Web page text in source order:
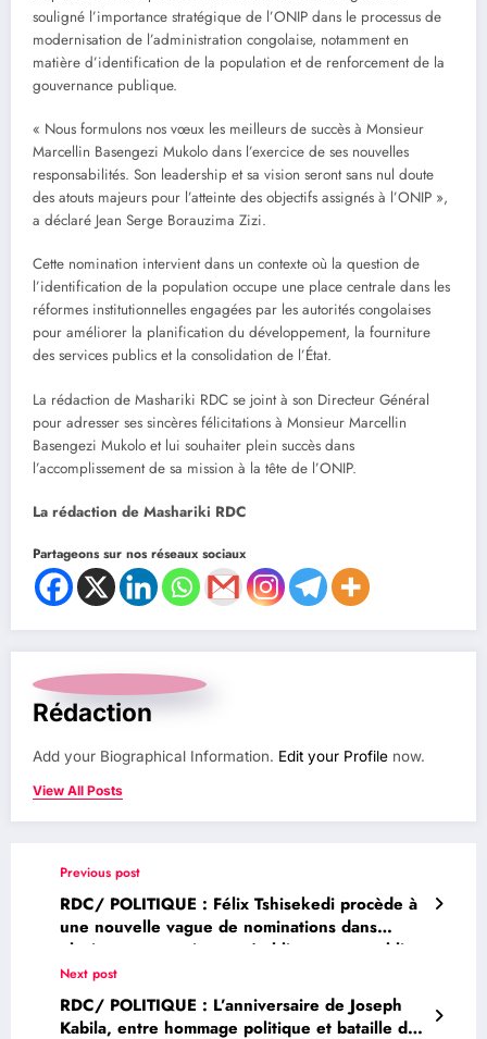
souligné l’importance stratégique de l’ONIP dans le processus de
modernisation de l’administration congolaise, notamment en
matière d’identification de la population et de renforcement de la
gouvernance publique.
« Nous formulons nos vœux les meilleurs de succès à Monsieur
Marcellin Basengezi Mukolo dans l’exercice de ses nouvelles
responsabilités. Son leadership et sa vision seront sans nul doute
des atouts majeurs pour l’atteinte des objectifs assignés à l’ONIP »,
a déclaré Jean Serge Borauzima Zizi.
Cette nomination intervient dans un contexte où la question de
l’identification de la population occupe une place centrale dans les
réformes institutionnelles engagées par les autorités congolaises
pour améliorer la planification du développement, la fourniture
des services publics et la consolidation de l’État.
La rédaction de Mashariki RDC se joint à son Directeur Général
pour adresser ses sincères félicitations à Monsieur Marcellin
Basengezi Mukolo et lui souhaiter plein succès dans
l’accomplissement de sa mission à la tête de l’ONIP.
La rédaction de Mashariki RDC
Partageons sur nos réseaux sociaux
Rédaction
Add your Biographical Information. Edit your Profile now.
View All Posts
Previous post
RDC/ POLITIQUE : Félix Tshisekedi procède à
une nouvelle vague de nominations dans
plusieurs entreprises et établissements publics
Next post
RDC/ POLITIQUE : L’anniversaire de Joseph
Kabila, entre hommage politique et bataille de